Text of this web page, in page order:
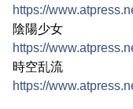
https://
陰陽少女
https://
時空乱流
https://